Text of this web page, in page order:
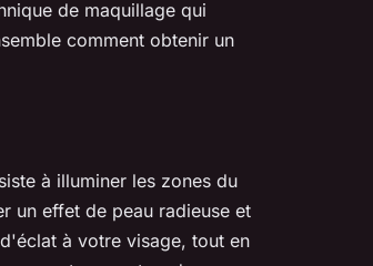
de maquillage qui
comment obtenir un
à illuminer les zones du
un effet de peau radieuse et
à votre visage, tout en